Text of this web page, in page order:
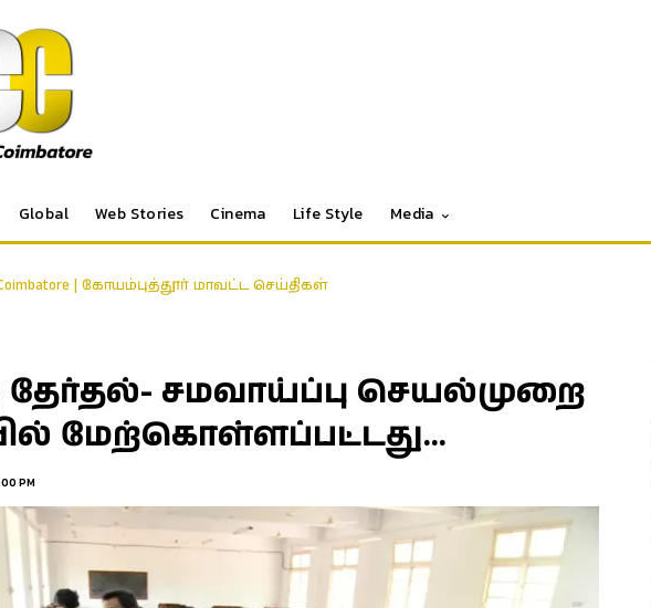
Global Web Stories Cinema Life Style Media
Coimbatore | கோயம்புத்தூர் மாவட்ட செய்திகள்
சமவாய்ப்பு செயல்முறை
மேற்கொள்ளப்பட்டது…
PM